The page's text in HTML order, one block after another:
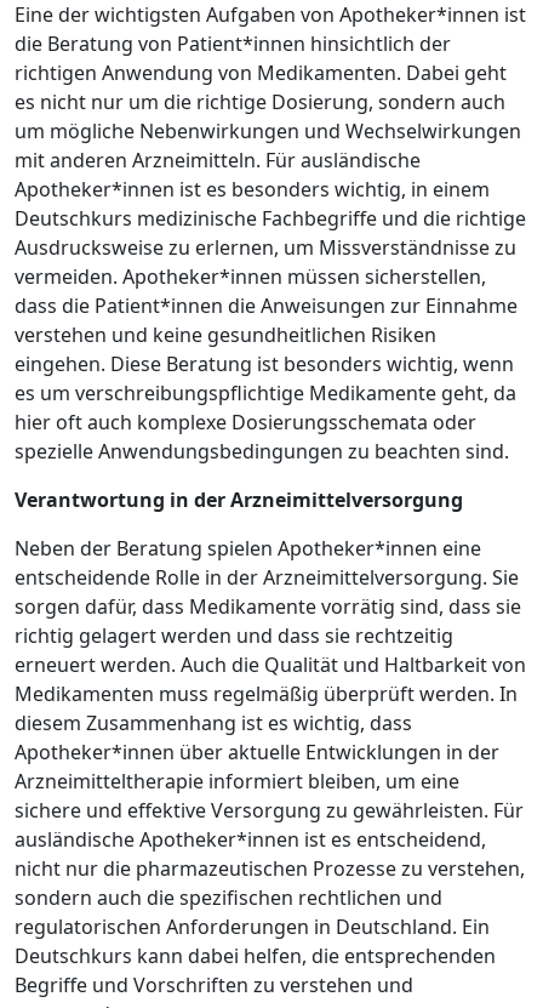
Eine der wichtigsten Aufgaben von Apotheker*innen ist
die Beratung von Patient*innen hinsichtlich der
richtigen Anwendung von Medikamenten. Dabei geht
es nicht nur um die richtige Dosierung, sondern auch
um mögliche Nebenwirkungen und Wechselwirkungen
mit anderen Arzneimitteln. Für ausländische
Apotheker*innen ist es besonders wichtig, in einem
Deutschkurs medizinische Fachbegriffe und die richtige
Ausdrucksweise zu erlernen, um Missverständnisse zu
vermeiden. Apotheker*innen müssen sicherstellen,
dass die Patient*innen die Anweisungen zur Einnahme
verstehen und keine gesundheitlichen Risiken
eingehen. Diese Beratung ist besonders wichtig, wenn
es um verschreibungspflichtige Medikamente geht, da
hier oft auch komplexe Dosierungsschemata oder
spezielle Anwendungsbedingungen zu beachten sind.
Verantwortung in der Arzneimittelversorgung
Neben der Beratung spielen Apotheker*innen eine
entscheidende Rolle in der Arzneimittelversorgung. Sie
sorgen dafür, dass Medikamente vorrätig sind, dass sie
richtig gelagert werden und dass sie rechtzeitig
erneuert werden. Auch die Qualität und Haltbarkeit von
Medikamenten muss regelmäßig überprüft werden. In
diesem Zusammenhang ist es wichtig, dass
Apotheker*innen über aktuelle Entwicklungen in der
Arzneimitteltherapie informiert bleiben, um eine
sichere und effektive Versorgung zu gewährleisten. Für
ausländische Apotheker*innen ist es entscheidend,
nicht nur die pharmazeutischen Prozesse zu verstehen,
sondern auch die spezifischen rechtlichen und
regulatorischen Anforderungen in Deutschland. Ein
Deutschkurs kann dabei helfen, die entsprechenden
Begriffe und Vorschriften zu verstehen und